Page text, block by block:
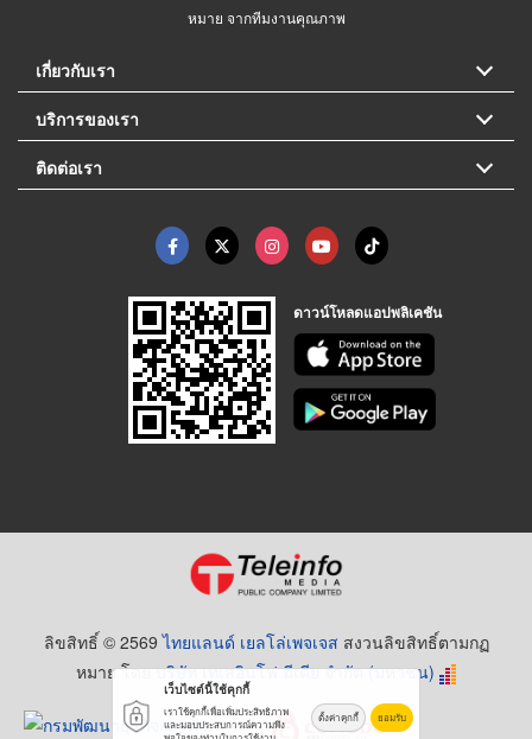
หมาย จากทีมงานคุณภาพ
เกี่ยวกับเรา
บริการของเรา
ติดต่อเรา
ดาวน์โหลดแอปพลิเคชัน
ลิขสิทธิ์ © 2569ไทยแลนด์ เยลโล่เพจเจส สงวนลิขสิทธิ์ตามกฏ
หมาย โดยบริษัท เทเลอินโฟ มีเดีย จำกัด (มหาชน)
เว็บไซต์นี้ใช้คุกกี้
เราใช้คุกกี้เพื่อเพิ่มประสิทธิภาพ
และมอบประสบการณ์ความพึง
ตั้งค่าคุกกี้ ยอมรับ